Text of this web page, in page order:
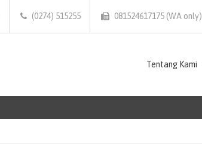
(0274) 515255 081524617175 (WA only)
Tentang Kami